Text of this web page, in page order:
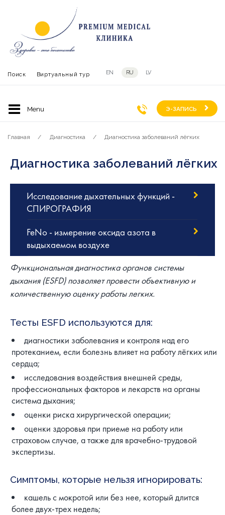
Поиск Виртуальный тур EN RU LV
Э-ЗАПИСЬ
Главная Диагностика Диагностика заболеваний лёгких
Диагностика заболеваний лёгких
Исследование дыхательных функций -
СПИРОГРАФИЯ
FeNo - измерение оксида азота в
выдыхаемом воздухе
Функциональная диагностика органов системы
дыхания (ESFD) позволяет провести объективную и
количественную оценку работы легких.
Тесты ESFD используются для:
диагностики заболевания и контроля над его
протеканием, если болезнь влияет на работу лёгких или
сердца;
исследования воздействия внешней среды,
профессиональных факторов и лекарств на органы
система дыхания;
оценки риска хирургической операции;
оценки здоровья при приеме на работу или
страховом случае, а также для врачебно-трудовой
экспертизы.
Симптомы, которые нельзя игнорировать:
кашель с мокротой или без нее, который длится
более двух-трех недель;